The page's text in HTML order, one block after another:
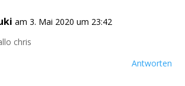
am 3. Mai 2020 um 23:42
chris
Antworten